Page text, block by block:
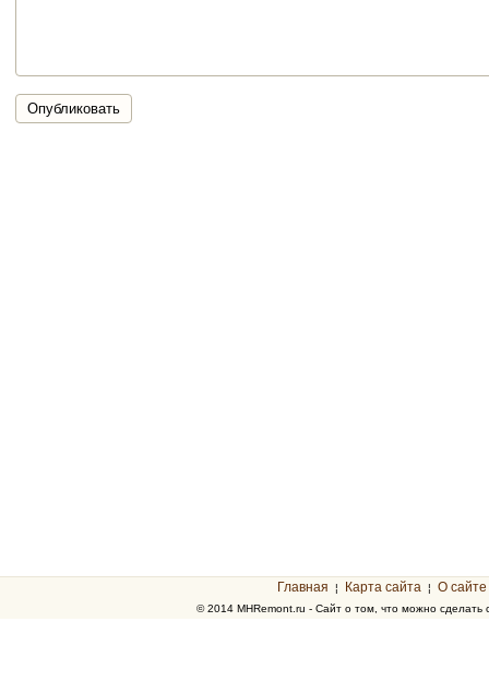
Опубликовать
Главная ¦ Карта сайта ¦ О сайте
© 2014 MHRemont.ru - Сайт о том, что можно сделать